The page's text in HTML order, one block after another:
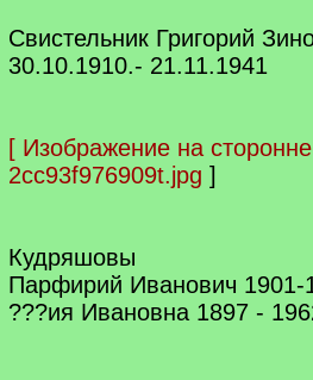
Свистельник Григорий
30.10.1910.- 21.11.1941
[ Изображение на
2cc93f976909t.jpg ]
Кудряшовы
Парфирий Иванович 1901-
???ия Ивановна 1897 -